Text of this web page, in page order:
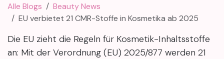
Alle Blogs
Beauty News
EU verbietet 21 CMR-Stoffe in Kosmetika ab 2025
Die EU zieht die Regeln für Kosmetik-Inhaltsstoffe
an: Mit der Verordnung (EU) 2025/877 werden 21